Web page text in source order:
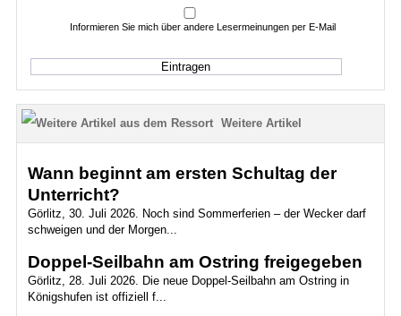
Informieren Sie mich über andere Lesermeinungen per E-Mail
Weitere Artikel
Wann beginnt am ersten Schultag der
Unterricht?
Görlitz, 30. Juli 2026. Noch sind Sommerferien – der Wecker darf
schweigen und der Morgen...
Doppel-Seilbahn am Ostring freigegeben
Görlitz, 28. Juli 2026. Die neue Doppel-Seilbahn am Ostring in
Königshufen ist offiziell f...